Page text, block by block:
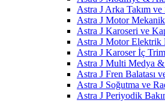
Astra J Arka Takım ve
Astra J Motor Mekanik
Astra J Karoseri ve
Astra J Motor Elektrik
Astra J Karoser İç
Astra J Multi Medya &
Astra J Fren Balatası
Astra J Soğutma ve
Astra J Periyodik